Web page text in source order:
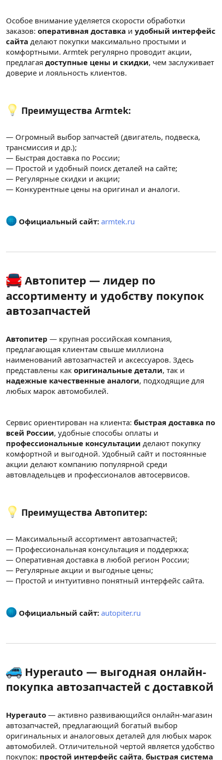
Особое внимание уделяется скорости обработки
заказов: оперативная доставка и удобный интерфейс
сайта делают покупки максимально простыми и
комфортными. Armtek регулярно проводит акции,
предлагая доступные цены и скидки, чем заслуживает
доверие и лояльность клиентов.
Преимущества Armtek:
— Огромный выбор запчастей (двигатель, подвеска,
трансмиссия и др.);
— Быстрая доставка по России;
— Простой и удобный поиск деталей на сайте;
— Регулярные скидки и акции;
— Конкурентные цены на оригинал и аналоги.
Официальный сайт: armtek.ru
Автопитер — лидер по
ассортименту и удобству покупок
автозапчастей
Автопитер — крупная российская компания,
предлагающая клиентам свыше миллиона
наименований автозапчастей и аксессуаров. Здесь
представлены как оригинальные детали, так и
надежные качественные аналоги, подходящие для
любых марок автомобилей.
Сервис ориентирован на клиента: быстрая доставка по
всей России, удобные способы оплаты и
профессиональные консультации делают покупку
комфортной и выгодной. Удобный сайт и постоянные
акции делают компанию популярной среди
автовладельцев и профессионалов автосервисов.
Преимущества Автопитер:
— Максимальный ассортимент автозапчастей;
— Профессиональная консультация и поддержка;
— Оперативная доставка в любой регион России;
— Регулярные акции и выгодные цены;
— Простой и интуитивно понятный интерфейс сайта.
Официальный сайт: autopiter.ru
Hyperauto — выгодная онлайн-
покупка автозапчастей с доставкой
Hyperauto — активно развивающийся онлайн-магазин
автозапчастей, предлагающий богатый выбор
оригинальных и аналоговых деталей для любых марок
автомобилей. Отличительной чертой является удобство
покупок: простой интерфейс сайта, быстрая система